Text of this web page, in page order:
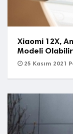
Xiaomi 12X,
Modeli Olabilir
25 Kasım 2021